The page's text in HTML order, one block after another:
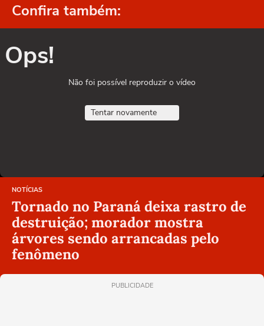
Confira também:
Ops!
Não foi possível reproduzir o vídeo
Tentar novamente
NOTÍCIAS
Tornado no Paraná deixa rastro de
destruição; morador mostra
árvores sendo arrancadas pelo
fenômeno
PUBLICIDADE